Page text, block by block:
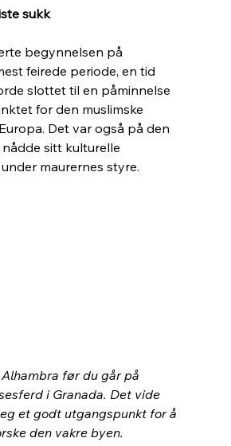
sukk
begynnelsen på
feirede periode, en tid
slottet til en påminnelse
for den muslimske
Det var også på den
sitt kulturelle
maurernes styre.
før du går på
i Granada. Det vide
et godt utgangspunkt for å
den vakre byen.